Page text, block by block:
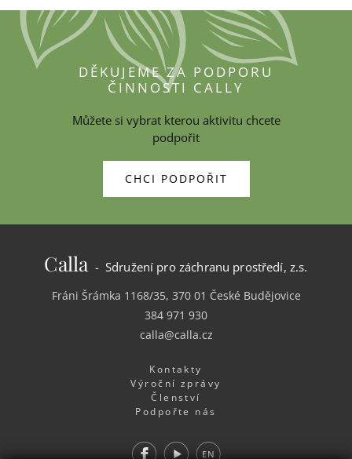
DĚKUJEME ZA PODPORU
ČINNOSTI CALLY
Můžete si vybrat kterou aktivitu chcete
podpořit
CHCI PODPOŘIT
Calla- Sdružení pro záchranu prostředí, z.s.
Fráni Šrámka 1168/35, 370 01 České Budějovice
384 971 930
calla@calla.cz
Kontakty
Výroční zprávy
Členství
Podpořte nás
FacebookYoutube EN